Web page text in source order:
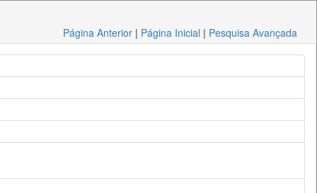
Página Anterior | Página Inicial | Pesquisa Avançada